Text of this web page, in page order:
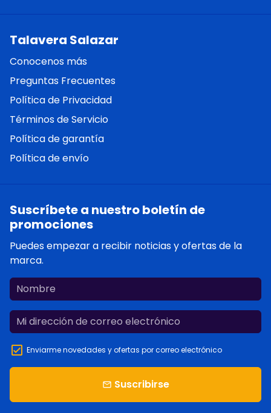
Talavera Salazar
Conocenos más
Preguntas Frecuentes
Política de Privacidad
Términos de Servicio
Política de garantía
Política de envío
Suscríbete a nuestro boletín de
promociones
Puedes empezar a recibir noticias y ofertas de la
marca.
Enviarme novedades y ofertas por correo electrónico
email Suscribirse